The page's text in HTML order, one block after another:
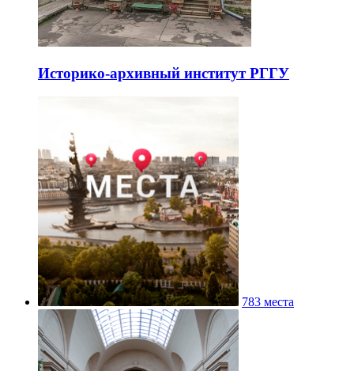
Историко-архивный институт РГГУ
783 места